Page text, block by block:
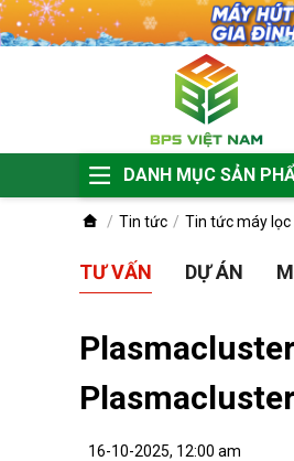
DANH MỤC SẢN
Tin tức Tin tức máy lọc
TƯ VẤN DỰ ÁN
16-10-2025, 12:00 am